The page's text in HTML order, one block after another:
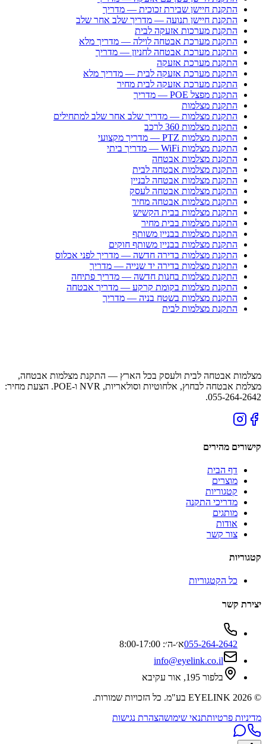
התקנת חיישן שבירת זכוכית — מדריך
התקנת חיישן תנועה — מדריך שלב אחר שלב
התקנת מערכות אזעקה לבית
התקנת מערכת אבטחה לוילה — מדריך מלא
התקנת מערכת אבטחה לחניון — מדריך
התקנת מערכת אזעקה
התקנת מערכת אזעקה לבית — מדריך מלא
התקנת מערכת אזעקה לבית מחיר
התקנת מפצל POE — מדריך
התקנת מצלמות
התקנת מצלמות — מדריך שלב אחר שלב למתחילים
התקנת מצלמות 360 לרכב
התקנת מצלמות PTZ — מדריך מקצועי
התקנת מצלמות WiFi — מדריך ביתי
התקנת מצלמות אבטחה
התקנת מצלמות אבטחה לבית
התקנת מצלמות אבטחה לבניין
התקנת מצלמות אבטחה לעסק
התקנת מצלמות אבטחה מחיר
התקנת מצלמות בבית הקשיש
התקנת מצלמות בבית מחיר
התקנת מצלמות בבניין משותף
התקנת מצלמות בבניין משותף חוקים
התקנת מצלמות בדירה חדשה — מדריך לפני אכלוס
התקנת מצלמות בדירה יד שנייה — מדריך
התקנת מצלמות בחנות חדשה — מדריך פתיחה
התקנת מצלמות בקומת קרקע — מדריך אבטחה
התקנת מצלמות בשטח בניה — מדריך
התקנת מצלמות לבית
מצלמות אבטחה לבית ולעסק בכל הארץ — התקנת מצלמות אבטחה,
מצלמת אבטחה לבחוץ, אלחוטיות וסולאריות, NVR ו-POE. הצעת מחיר:
055-264-2642.
קישורים מהירים
דף הבית
מוצרים
קטגוריות
מדריכי התקנה
מותגים
אודות
צור קשר
קטגוריות
כל הקטגוריות
יצירת קשר
055-264-2642א׳-ה׳: 8:00-17:00
info@eyelink.co.il
בלפור 195, אור עקיבא
©
2026 EYELINK בע"מ
. כל הזכויות שמורות.
מדיניות פרטיותתנאי שימושהצהרת נגישות